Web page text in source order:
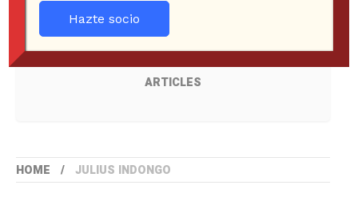
7
ARTICLES
HOME JULIUS INDONGO
Hazte socio